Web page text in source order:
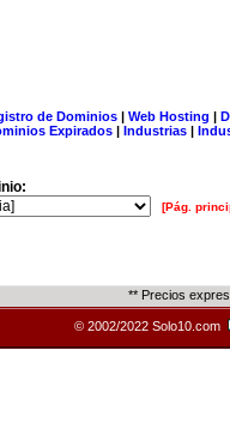
de Dominios| Web Hosting |
Expirados | Industrias |
[Pág.
** Precios
© 2002/2022 Solo10.com